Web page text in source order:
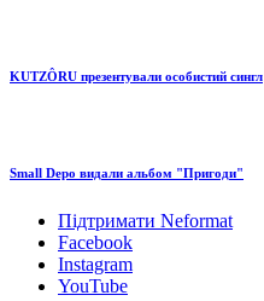
KUTZÔRU презентували особистий сингл
Small Depo видали альбом "Пригоди"
Підтримати Neformat
Facebook
Instagram
YouTube